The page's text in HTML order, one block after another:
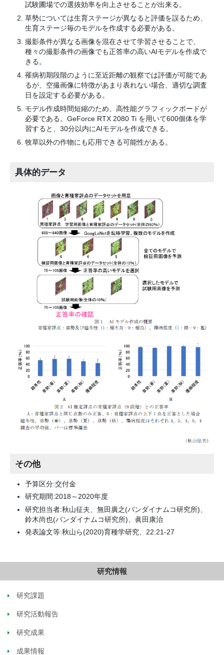
試験圃場での選抜効率を向上させることが出来る。
草勢については生育ステージが異なると評価を誤るため、
生育ステージ毎のモデルを作成する必要がある。
撮影条件が異なる画像を混在させて学習させることで、
種々の撮影条件の画像でも正答率の高いAIモデルを作成で
きる。
罹病初期段階のように至近距離の観察では評価が可能であ
るが、空撮画像に特徴があまり表れない場合、適切な調査
日を設定する必要がある。
モデル作成時間短縮のため、高性能グラフィックボードが
必要である。GeForce RTX 2080 Ti を用いて600個体を学
習すると、30分以内にAIモデルを作成できる。
牧草以外の作物にも応用できる可能性がある。
具体的データ
その他
予算区分:交付金
研究期間:2018～2020年度
研究担当者:秋山征夫、無田廣之(バンダイナムコ研究所)、
鈴木尚也(バンダイナムコ研究所)、眞田康治
発表論文等:秋山ら(2020)育種学研究、22:21-27
研究情報
研究課題
研究活動報告
研究成果
成果情報